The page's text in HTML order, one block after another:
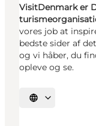
VisitDenmark er
vores job at
bedste sider af
og vi håber, du
opleve og se.
Vælg sprog